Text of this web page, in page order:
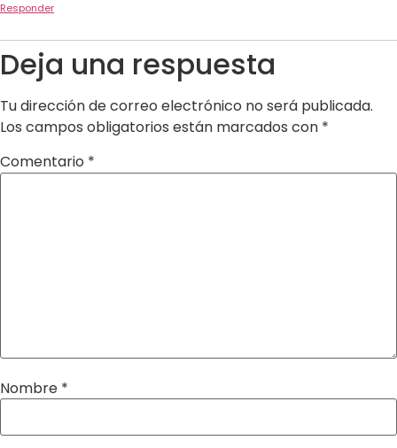
Responder
Deja una respuesta
Tu dirección de correo electrónico no será publicada.
Los campos obligatorios están marcados con *
Comentario *
Nombre *